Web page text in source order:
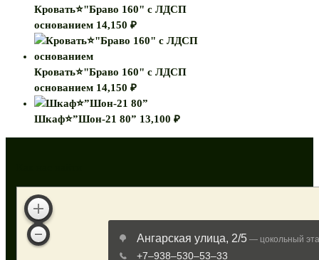
Кровать⭐"Браво 160" с ЛДСП
основанием 14,150 ₽
Кровать⭐"Браво 160" с ЛДСП
основанием 14,150 ₽
Шкаф⭐”Шон-21 80” 13,100 ₽